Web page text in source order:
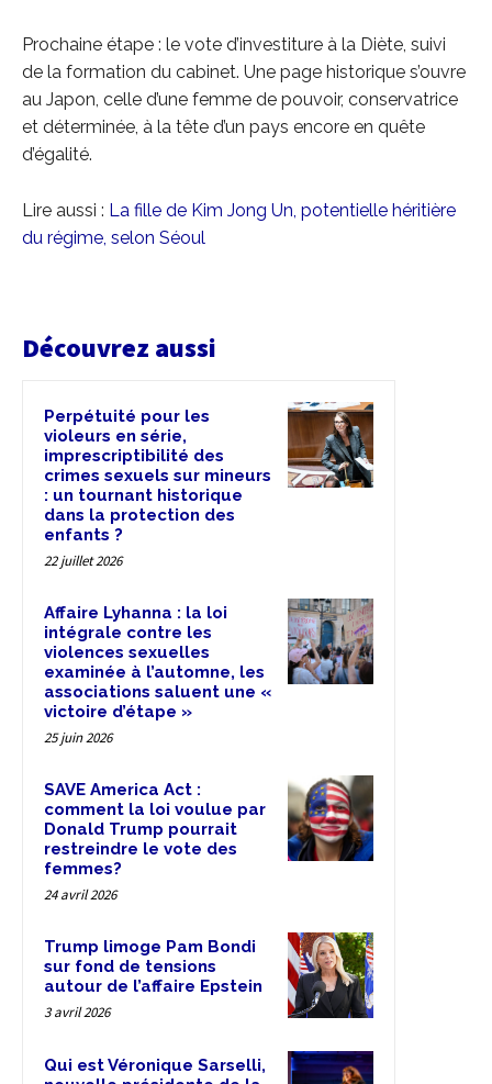
Prochaine étape : le vote d’investiture à la Diète, suivi
de la formation du cabinet. Une page historique s’ouvre
au Japon, celle d’une femme de pouvoir, conservatrice
et déterminée, à la tête d’un pays encore en quête
d’égalité.
Lire aussi : La fille de Kim Jong Un, potentielle héritière
du régime, selon Séoul
Découvrez aussi
Perpétuité pour les
violeurs en série,
imprescriptibilité des
crimes sexuels sur mineurs
: un tournant historique
dans la protection des
enfants ?
22 juillet 2026
Affaire Lyhanna : la loi
intégrale contre les
violences sexuelles
examinée à l’automne, les
associations saluent une «
victoire d’étape »
25 juin 2026
SAVE America Act :
comment la loi voulue par
Donald Trump pourrait
restreindre le vote des
femmes?
24 avril 2026
Trump limoge Pam Bondi
sur fond de tensions
autour de l’affaire Epstein
3 avril 2026
Qui est Véronique Sarselli,